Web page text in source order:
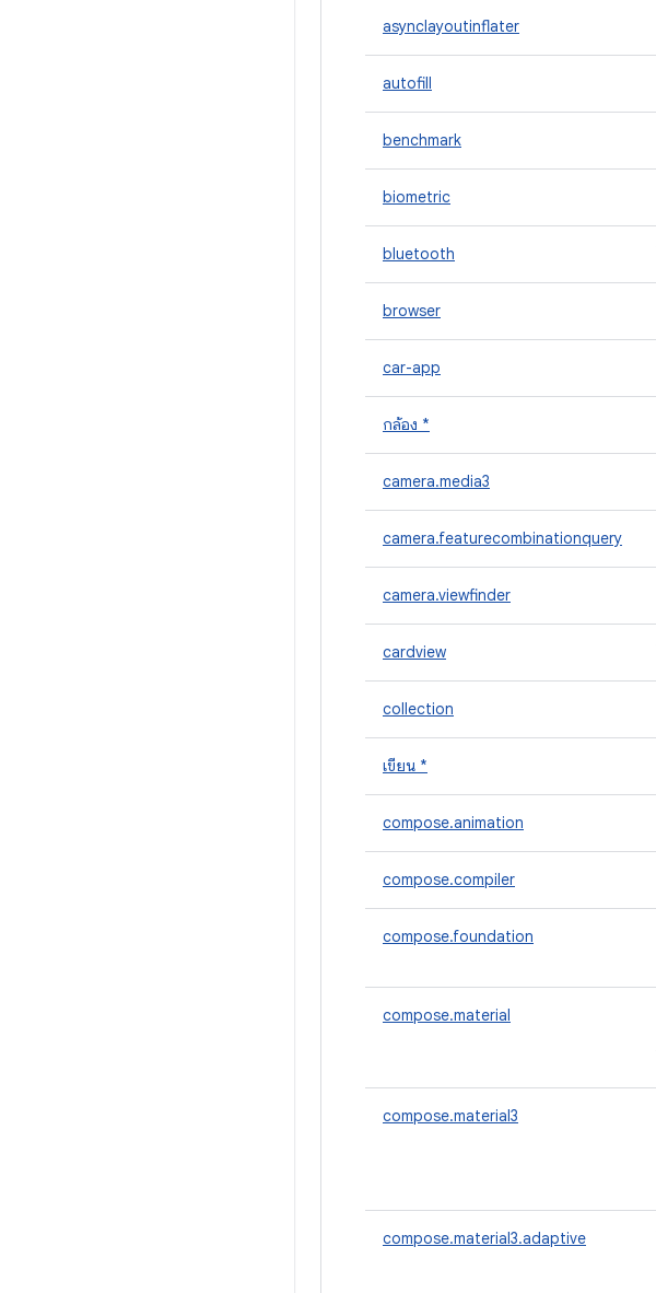
asynclayoutinflater
autofill
benchmark
biometric
bluetooth
browser
car-app
กล้อง *
camera.media3
camera.featurecombinationquery
camera.viewfinder
cardview
collection
เขียน *
compose.animation
compose.compiler
compose.foundation
compose.material
compose.material3
compose.material3.adaptive